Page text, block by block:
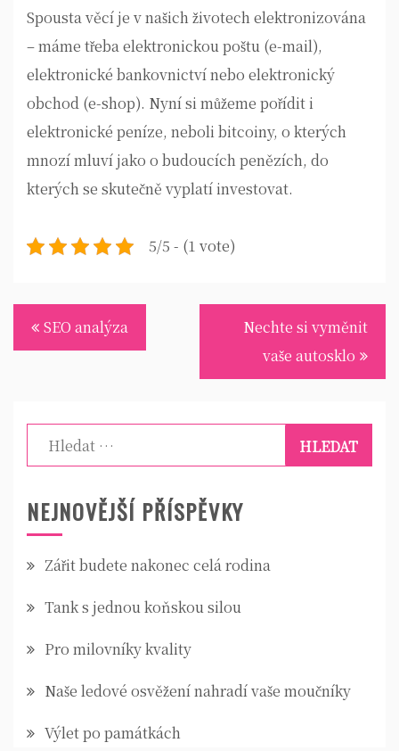
Spousta věcí je v našich životech elektronizována
– máme třeba elektronickou poštu (e-mail),
elektronické bankovnictví nebo elektronický
obchod (e-shop). Nyní si můžeme pořídit i
elektronické peníze, nebolibitcoiny, o kterých
mnozí mluví jako o budoucích penězích, do
kterých se skutečně vyplatí investovat.
5/5 - (1 vote)
Navigace
pro
SEO analýza
Nechte si vyměnit
vaše autosklo
Vyhledávání
NEJNOVĚJŠÍ PŘÍSPĚVKY
Zářit budete nakonec celá rodina
Tank s jednou koňskou silou
Pro milovníky kvality
Naše ledové osvěžení nahradí vaše moučníky
Výlet po památkách